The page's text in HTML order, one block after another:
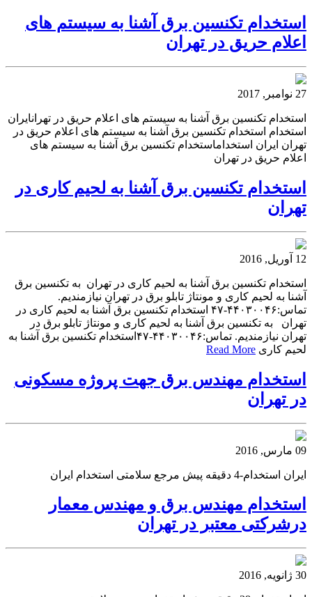
استخدام تکنسین برق آشنا به سیستم های
اعلام حریق در تهران
27 نوامبر, 2017
استخدام تکنسین برق آشنا به سیستم های اعلام حریق در تهرانایران
استخدام استخدام تکنسین برق آشنا به سیستم های اعلام حریق در
تهران ایران استخداماستخدام تکنسین برق آشنا به سیستم های
اعلام حریق در تهران
استخدام تکنسین برق آشنا به لحیم کاری در
تهران
12 آوریل, 2016
استخدام تکنسین برق آشنا به لحیم کاری در تهران به تکنسین برق
آشنا به لحیم کاری و مونتاژ تابلو برق در تهران نیازمندیم.
تماس:۴۴۰۳۰۰۴۶-۴۷ استخدام تکنسین برق آشنا به لحیم کاری در
تهران به تکنسین برق آشنا به لحیم کاری و مونتاژ تابلو برق در
تهران نیازمندیم. تماس:۴۴۰۳۰۰۴۶-۴۷استخدام تکنسین برق آشنا به
لحیم کاری Read More
استخدام مهندس برق جهت پروژه مسکونی
در تهران
09 مارس, 2016
ایران استخدام-4 دقیقه پیش مرجع سلامتی استخدام ایران
استخدام مهندس برق و مهندس معمار
درشرکتی معتبر در تهران
30 ژانویه, 2016